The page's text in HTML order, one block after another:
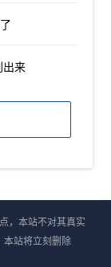
出来
，本站不对其真实
本站将立刻删除